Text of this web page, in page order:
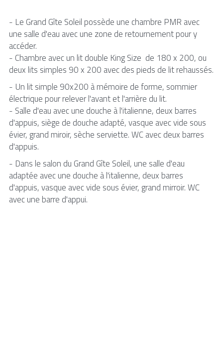
- Le Grand Gîte Soleil possède une chambre PMR avec
une salle d'eau avec une zone de retournement pour y
accéder.
- Chambre avec un lit double King Size  de 180 x 200, ou
- Un lit simple 90x200 à mémoire de forme, sommier
électrique pour relever l'avant et l'arrière du lit.
- Salle d'eau avec une douche à l'italienne, deux barres
d'appuis, siège de douche adapté, vasque avec vide sous
évier, grand miroir, sèche serviette. WC avec deux barres
d'appuis.
- Dans le salon du Grand Gîte Soleil, une salle d'eau
adaptée avec une douche à l'italienne, deux barres
d'appuis, vasque avec vide sous évier, grand mirroir. WC
avec une barre d'appui.